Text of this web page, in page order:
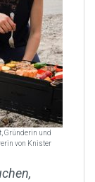
Gründerin und
von Knister